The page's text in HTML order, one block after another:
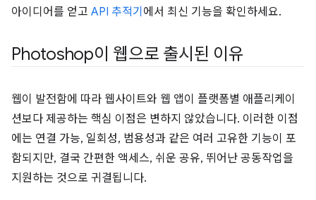
아이디어를 얻고 API 추적기 에서 최신 기능을 확인하세요.
Photoshop이 웹으로 출시된 이유
웹이 발전함에 따라 웹사이트와 웹 앱이 플랫폼별 애플리케이
션보다 제공하는 핵심 이점은 변하지 않았습니다. 이러한 이점
에는 연결 가능, 일회성, 범용성과 같은 여러 고유한 기능이 포
함되지만, 결국 간편한 액세스, 쉬운 공유, 뛰어난 공동작업을
지원하는 것으로 귀결됩니다.